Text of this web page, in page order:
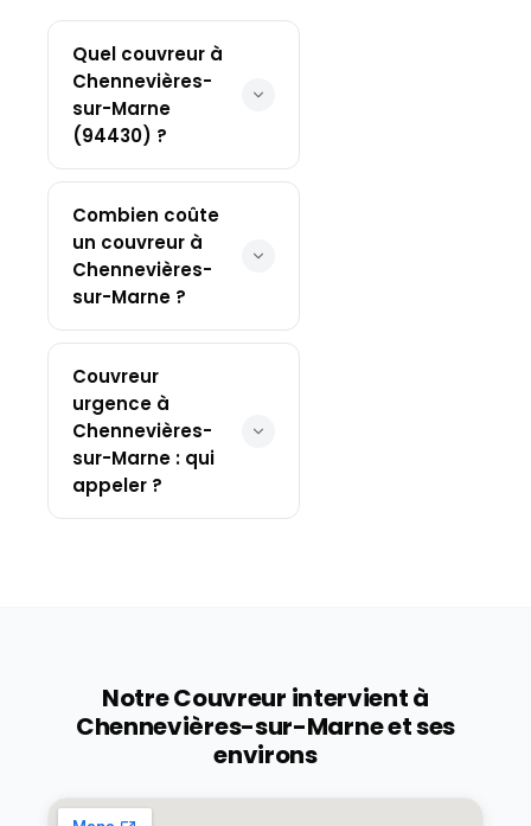
Quel couvreur à
Chennevières-
sur-Marne
(94430) ?
Combien coûte
un couvreur à
Chennevières-
sur-Marne ?
Couvreur
urgence à
Chennevières-
sur-Marne : qui
appeler ?
Notre Couvreur intervient à
Chennevières-sur-Marneet ses
environs